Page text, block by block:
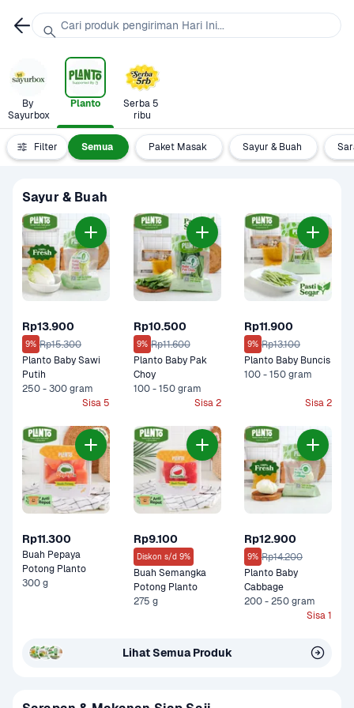
By
Sayurbox
Planto
Serba 5
ribu
Filter Semua Paket Masak Sayur & Buah
Sayur & Buah
Rp13.900
9% Rp15.300
Planto Baby Sawi
Putih
250 - 300 gram
Sisa 5
Rp10.500
9% Rp11.600
Planto Baby Pak
Choy
100 - 150 gram
Sisa 2
Rp11.900
9% Rp13.100
Planto Baby Buncis
100 - 150 gram
Sisa 2
Rp11.300
Buah Pepaya
Potong Planto
300 g
Rp9.100
Diskon s/d 9%
Buah Semangka
Potong Planto
275 g
Rp12.900
9% Rp14.200
Planto Baby
Cabbage
200 - 250 gram
Sisa 1
Lihat Semua Produk
Cari produk pengiriman Hari Ini...